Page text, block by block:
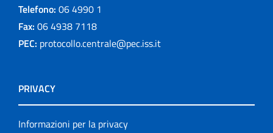
Telefono: 06 4990 1
Fax: 06 4938 7118
PEC: protocollo.centrale@pec.iss.it
PRIVACY
Informazioni per la privacy